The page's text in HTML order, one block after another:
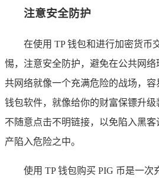
注意安全防护
在使用 TP 钱包和进行加密货币
惕，注意安全防护，避免在公共网
共网络就像一个充满危险的战场，
钱包软件，就像给你的财富保镖升级
不随意点击不明链接，以免陷入黑
产陷入危险之中。
使用 TP 钱包购买 PIG 币是一次